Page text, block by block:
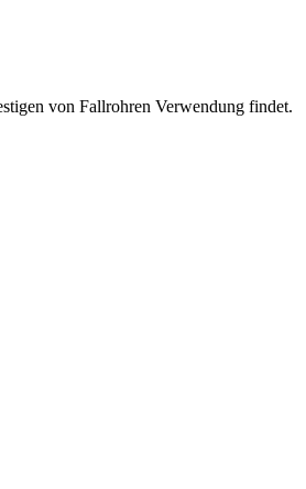
von Fallrohren Verwendung findet.